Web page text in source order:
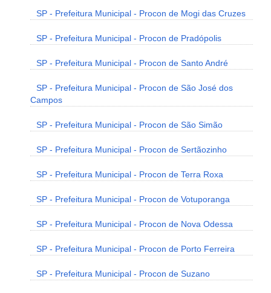
SP - Prefeitura Municipal - Procon de Mogi das Cruzes
SP - Prefeitura Municipal - Procon de Pradópolis
SP - Prefeitura Municipal - Procon de Santo André
SP - Prefeitura Municipal - Procon de São José dos
Campos
SP - Prefeitura Municipal - Procon de São Simão
SP - Prefeitura Municipal - Procon de Sertãozinho
SP - Prefeitura Municipal - Procon de Terra Roxa
SP - Prefeitura Municipal - Procon de Votuporanga
SP - Prefeitura Municipal - Procon de Nova Odessa
SP - Prefeitura Municipal - Procon de Porto Ferreira
SP - Prefeitura Municipal - Procon de Suzano